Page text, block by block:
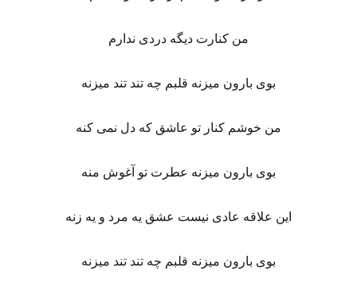
من کنارت دیگه دردی ندارم
بوی بارون میزنه قلبم چه تند تند میزنه
من خوشم کنار تو عاشق که دل نمی کنه
بوی بارون میزنه عطرت تو آغوش منه
این علاقه عادی نیست عشق یه مرد و یه زنه
بوی بارون میزنه قلبم چه تند تند میزنه